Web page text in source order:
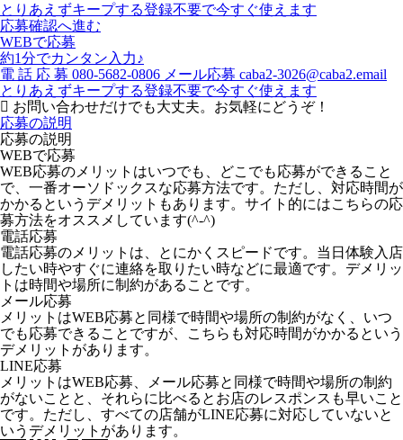
とりあえずキープする登録不要で今すぐ使えます
応募確認へ進む
WEBで応募
約1分でカンタン入力♪
電 話 応 募 080-5682-0806 メール応募 caba2-3026@caba2.email
とりあえずキープする登録不要で今すぐ使えます
お問い合わせだけでも大丈夫。お気軽にどうぞ！
応募の説明
応募の説明
WEBで応募
WEB応募のメリットはいつでも、どこでも応募ができること
で、一番オーソドックスな応募方法です。ただし、対応時間が
かかるというデメリットもあります。サイト的にはこちらの応
募方法をオススメしています(^-^)
電話応募
電話応募のメリットは、とにかくスピードです。当日体験入店
したい時やすぐに連絡を取りたい時などに最適です。デメリッ
トは時間や場所に制約があることです。
メール応募
メリットはWEB応募と同様で時間や場所の制約がなく、いつ
でも応募できることですが、こちらも対応時間がかかるという
デメリットがあります。
LINE応募
メリットはWEB応募、メール応募と同様で時間や場所の制約
がないことと、それらに比べるとお店のレスポンスも早いこと
です。ただし、すべての店舗がLINE応募に対応していないと
いうデメリットがあります。